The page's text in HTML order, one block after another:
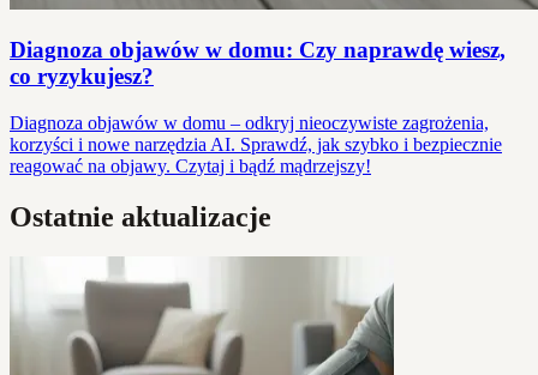
Diagnoza objawów w domu: Czy naprawdę wiesz,
co ryzykujesz?
Diagnoza objawów w domu – odkryj nieoczywiste zagrożenia,
korzyści i nowe narzędzia AI. Sprawdź, jak szybko i bezpiecznie
reagować na objawy. Czytaj i bądź mądrzejszy!
Ostatnie aktualizacje